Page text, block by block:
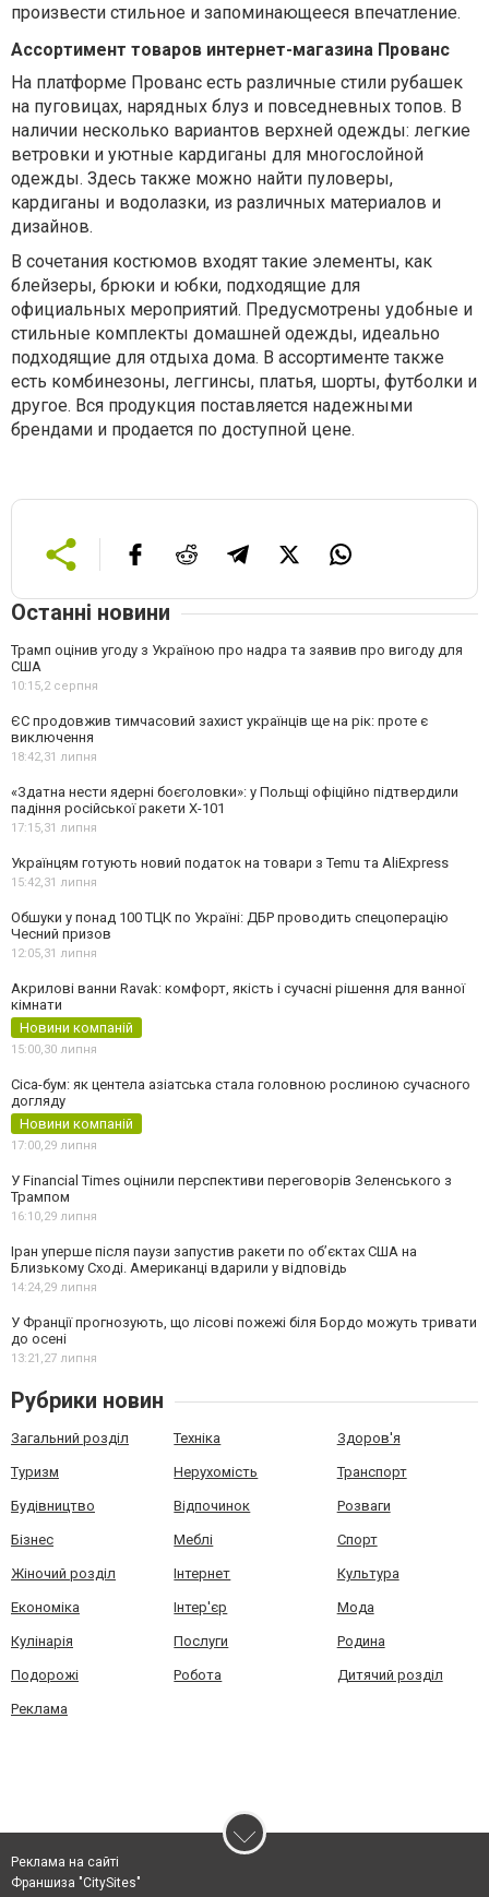
произвести стильное и запоминающееся впечатление.
Ассортимент товаров интернет-магазина Прованс
На платформе Прованс есть различные стили рубашек
на пуговицах, нарядных блуз и повседневных топов. В
наличии несколько вариантов верхней одежды: легкие
ветровки и уютные кардиганы для многослойной
одежды. Здесь также можно найти пуловеры,
кардиганы и водолазки, из различных материалов и
дизайнов.
В сочетания костюмов входят такие элементы, как
блейзеры, брюки и юбки, подходящие для
официальных мероприятий. Предусмотрены удобные и
стильные комплекты домашней одежды, идеально
подходящие для отдыха дома. В ассортименте также
есть комбинезоны, леггинсы, платья, шорты, футболки и
другое. Вся продукция поставляется надежными
брендами и продается по доступной цене.
Останні новини
Трамп оцінив угоду з Україною про надра та заявив про вигоду для
США
10:15,2 серпня
ЄС продовжив тимчасовий захист українців ще на рік: проте є
виключення
18:42,31 липня
«Здатна нести ядерні боєголовки»: у Польщі офіційно підтвердили
падіння російської ракети Х-101
17:15,31 липня
Українцям готують новий податок на товари з Temu та AliExpress
15:42,31 липня
Обшуки у понад 100 ТЦК по Україні: ДБР проводить спецоперацію
Чесний призов
12:05,31 липня
Акрилові ванни Ravak: комфорт, якість і сучасні рішення для ванної
кімнати
Новини компаній
15:00,30 липня
Cica-бум: як центела азіатська стала головною рослиною сучасного
догляду
Новини компаній
17:00,29 липня
У Financial Times оцінили перспективи переговорів Зеленського з
Трампом
16:10,29 липня
Іран уперше після паузи запустив ракети по обʼєктах США на
Близькому Сході. Американці вдарили у відповідь
14:24,29 липня
У Франції прогнозують, що лісові пожежі біля Бордо можуть тривати
до осені
13:21,27 липня
Рубрики новин
Загальний розділ Техніка Здоров'я
Туризм Нерухомість Транспорт
Будівництво Відпочинок Розваги
Бізнес Меблі Спорт
Жіночий розділ Інтернет Культура
Економіка Інтер'єр Мода
Кулінарія Послуги Родина
Подорожі Робота Дитячий розділ
Реклама
Реклама на сайті
Франшиза "CitySites"